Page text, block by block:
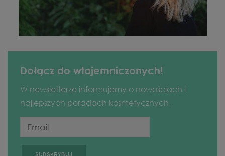
Dołącz do wtajemniczonych!
W newsletterze informujemy o nowościach i
najlepszych poradach kosmetycznych.